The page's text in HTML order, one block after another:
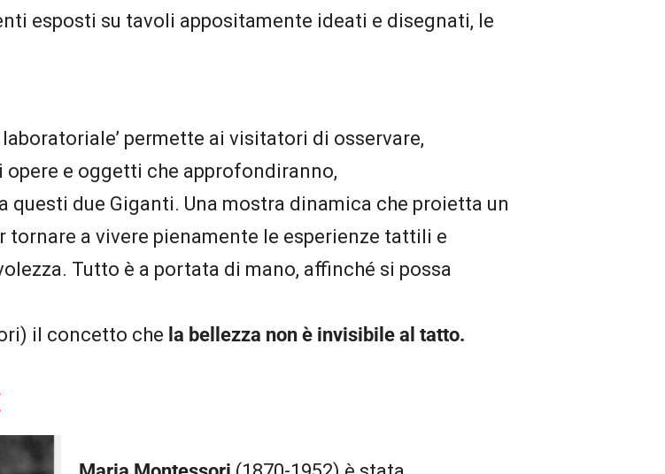
esposti su tavoli appositamente ideati e disegnati, le
permette ai visitatori di osservare,
e oggetti che approfondiranno,
due Giganti. Una mostra dinamica che proietta un
a vivere pienamente le esperienze tattili e
Tutto è a portata di mano, affinché si possa
il concetto che la bellezza non è invisibile al tatto.